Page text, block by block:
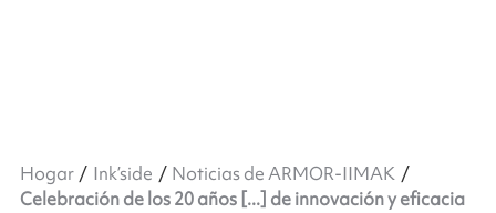
Hogar Ink’side
Noticias de ARMOR-IIMAK
Celebración de los 20 años [...] de innovación y eficacia